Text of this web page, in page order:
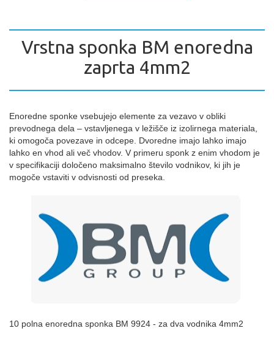
Vrstna sponka BM enoredna
zaprta 4mm2
Enoredne sponke vsebujejo elemente za vezavo v obliki
prevodnega dela – vstavljenega v ležišče iz izolirnega materiala,
ki omogoča povezave in odcepe. Dvoredne imajo lahko imajo
lahko en vhod ali več vhodov. V primeru sponk z enim vhodom je
v specifikaciji določeno maksimalno število vodnikov, ki jih je
mogoče vstaviti v odvisnosti od preseka.
10 polna enoredna sponka BM 9924 - za dva vodnika 4mm2